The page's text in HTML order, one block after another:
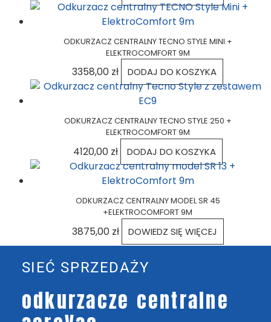
ODKURZACZ CENTRALNY TECNO STYLE MINI +
ELEKTROCOMFORT 9M
3358,00 zł DODAJ DO KOSZYKA
ODKURZACZ CENTRALNY TECNO STYLE 250 +
ELEKTROCOMFORT 9M
4120,00 zł DODAJ DO KOSZYKA
ODKURZACZ CENTRALNY MODEL SR 45
+ELEKTROCOMFORT 9M
3875,00 zł DOWIEDZ SIĘ WIĘCEJ
SIEĆ SPRZEDAŻY
odkurzacze centralne